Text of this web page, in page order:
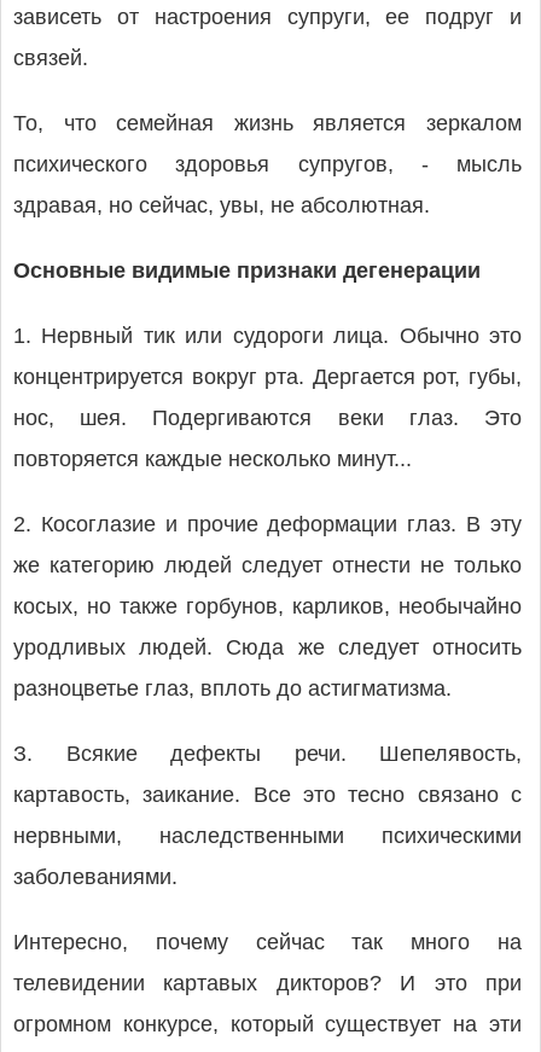
зависеть от настроения супруги, ее подруг и
связей.
То, что семейная жизнь является зеркалом
психического здоровья супругов, - мысль
здравая, но сейчас, увы, не абсолютная.
Основные видимые признаки дегенерации
1. Нервный тик или судороги лица. Обычно это
концентрируется вокруг рта. Дергается рот, губы,
нос, шея. Подергиваются веки глаз. Это
повторяется каждые несколько минут...
2. Косоглазие и прочие деформации глаз. В эту
же категорию людей следует отнести не только
косых, но также горбунов, карликов, необычайно
уродливых людей. Сюда же следует относить
разноцветье глаз, вплоть до астигматизма.
З. Всякие дефекты речи. Шепелявость,
картавость, заикание. Все это тесно связано с
нервными, наследственными психическими
заболеваниями.
Интересно, почему сейчас так много на
телевидении картавых дикторов? И это при
огромном конкурсе, который существует на эти